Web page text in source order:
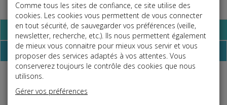
Base documentaire
Dépêches
Fiscal TPE
Comme tous les sites de confiance, ce site utilise des
cookies. Les cookies vous permettent de vous connecter
en tout sécurité, de sauvegarder vos préférences (veille,
newsletter, recherche, etc.). Ils nous permettent également
de mieux vous connaitre pour mieux vous servir et vous
proposer des services adaptés à vos attentes. Vous
conserverez toujours le contrôle des cookies que nous
utilisons.
Gérer vos préférences